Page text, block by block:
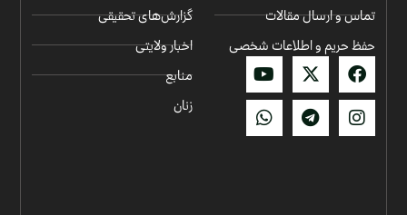
تماس و ارسال مقالات
حفظ حریم و اطلاعات شخصی
گزارش‌های تحقیقی
اخبار ولایتی
منابع
زنان